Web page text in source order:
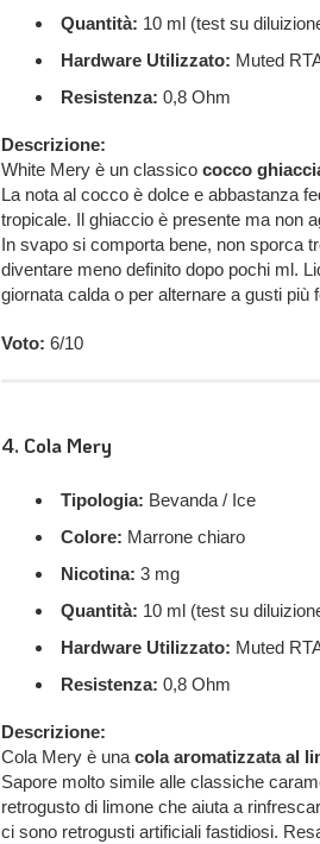
Quantità: 10 ml (test su
Hardware Utilizzato: Muted
Resistenza: 0,8 Ohm
Descrizione:
White Mery è un classicococco
La nota al cocco è dolce e abbastanza
tropicale. Il ghiaccio è presente ma non
In svapo si comporta bene, non sporca
diventare meno definito dopo pochi ml.
giornata calda o per alternare a gusti più
Voto: 6/10
4. Cola Mery
Tipologia: Bevanda / Ice
Colore: Marrone chiaro
Nicotina: 3 mg
Quantità: 10 ml (test su
Hardware Utilizzato: Muted
Resistenza: 0,8 Ohm
Descrizione:
Cola Mery è unacola aromatizzata al
Sapore molto simile alle classiche
retrogusto di limone che aiuta a
ci sono retrogusti artificiali fastidiosi.